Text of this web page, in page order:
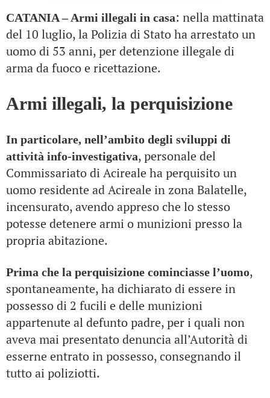
CATANIA – Armi illegali in casa: nella mattinata
del 10 luglio, la Polizia di Stato ha arrestato un
uomo di 53 anni, per detenzione illegale di
arma da fuoco e ricettazione.
Armi illegali, la perquisizione
In particolare, nell’ambito degli sviluppi di
attività info-investigativa, personale del
Commissariato di Acireale ha perquisito un
uomo residente ad Acireale in zona Balatelle,
incensurato, avendo appreso che lo stesso
potesse detenere armi o munizioni presso la
propria abitazione.
Prima che la perquisizione cominciasse l’uomo,
spontaneamente, ha dichiarato di essere in
possesso di 2 fucili e delle munizioni
appartenute al defunto padre, per i quali non
aveva mai presentato denuncia all’Autorità di
esserne entrato in possesso, consegnando il
tutto ai poliziotti.